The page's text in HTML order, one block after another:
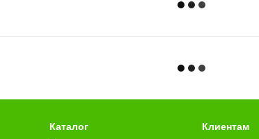
Каталог Клиентам